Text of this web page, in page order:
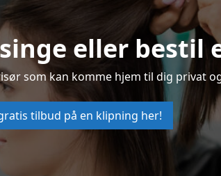
eller bestil
som kan komme hjem til dig privat
tilbud på en klipning her!